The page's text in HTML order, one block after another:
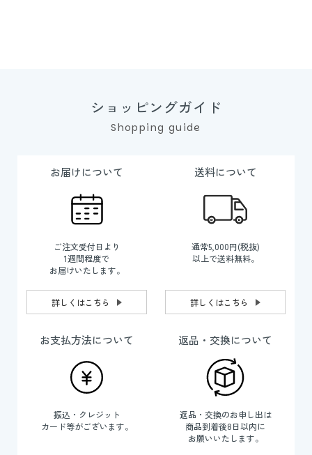
ショッピングガイド
Shopping guide
お届けについて
ご注文受付日より
1週間程度で
お届けいたします。
詳しくはこちら
送料について
通常5,000円(税抜)
以上で送料無料。
詳しくはこちら
お支払方法について
振込・クレジット
カード等がございます。
返品・交換について
返品・交換のお申し出は
商品到着後8日以内に
お願いいたします。